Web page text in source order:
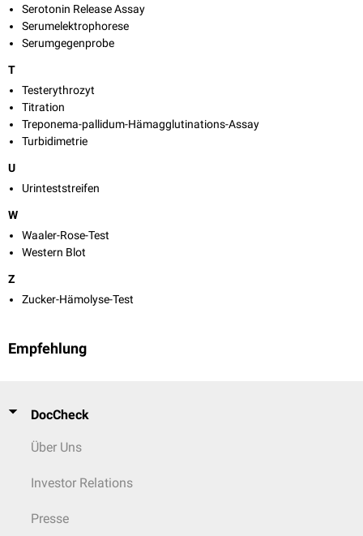
Serotonin Release Assay
Serumelektrophorese
Serumgegenprobe
T
Testerythrozyt
Titration
Treponema-pallidum-Hämagglutinations-Assay
Turbidimetrie
U
Urinteststreifen
W
Waaler-Rose-Test
Western Blot
Z
Zucker-Hämolyse-Test
Empfehlung
DocCheck
Über Uns
Investor Relations
Presse